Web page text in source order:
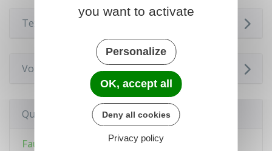
Textes de référence
Voir aussi
Questions ? Réponses !
Faut-il avoir un avocat pour divorcer ?
you want to activate
Personalize
OK, accept all
Deny all cookies
Privacy policy